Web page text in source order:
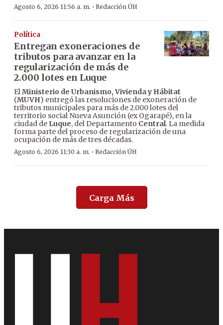
Agosto 6, 2026 11:56 a. m. · Redacción ÚH
Política
Entregan exoneraciones de
tributos para avanzar en la
regularización de más de
2.000 lotes en Luque
ElMinisterio de Urbanismo, Vivienda y Hábitat
(MUVH) entregó las resoluciones de exoneración de
tributos municipales para más de 2.000 lotes del
territorio social Nueva Asunción (ex Ogarapé), en la
ciudad de Luque, del Departamento Central. La medida
forma parte del proceso de regularización de una
ocupación de más de tres décadas.
Agosto 6, 2026 11:30 a. m. · Redacción ÚH
Carga Más